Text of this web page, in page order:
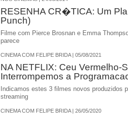
RESENHA CR�TICA: Um
Punch)
Filme com Pierce Brosnan e Emma
parece
CINEMA COM FELIPE BRIDA | 05/08/2021
NA NETFLIX: Ceu Vermelho-
Interrompemos a
Indicamos estes 3 filmes novos produzidos
streaming
CINEMA COM FELIPE BRIDA | 26/05/2020